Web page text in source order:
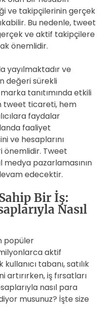
ve takipçilerinin gerçek
Bu nedenle, tweet
ve aktif takipçilere
önemlidir.
yayılmaktadır ve
değeri sürekli
tanıtımında etkili
tweet ticareti, hem
faydalar
faaliyet
ve hesaplarını
Tweet
pazarlamasının
edecektir.
Bir İş:
Nasıl
popüler
aktif
tabanı, satılık
artırırken, iş fırsatları
nasıl para
musunuz? İşte size